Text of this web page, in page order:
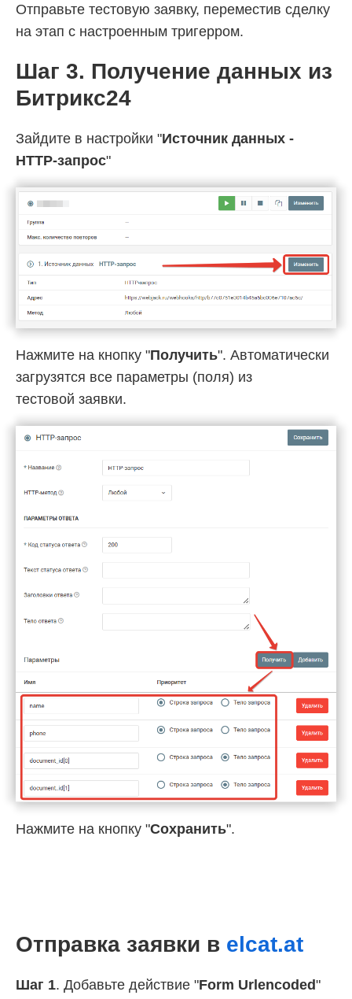
Отправьте тестовую заявку, переместив сделку
на этап с настроенным тригерром.
Шаг 3. Получение данных из
Битрикс24
Зайдите в настройки "Источник данных -
HTTP-запрос"
Нажмите на кнопку "Получить". Автоматически
загрузятся все параметры (поля) из
тестовой заявки.
Нажмите на кнопку "Сохранить".
Отправка заявки в elcat.at
Шаг 1. Добавьте действие "Form Urlencoded"